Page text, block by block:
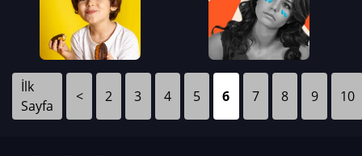
İlk
Sayfa
< 2 3 4 5 6 7 8 9 10